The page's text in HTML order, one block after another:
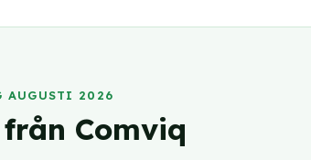
AUGUSTI 2026
Comviq